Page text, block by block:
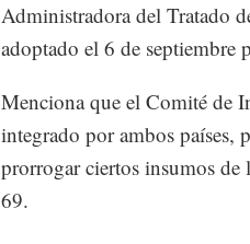
Administradora del Tratado
adoptado el 6 de septiembre
Menciona que el Comité de
integrado por ambos países,
prorrogar ciertos insumos de
69.